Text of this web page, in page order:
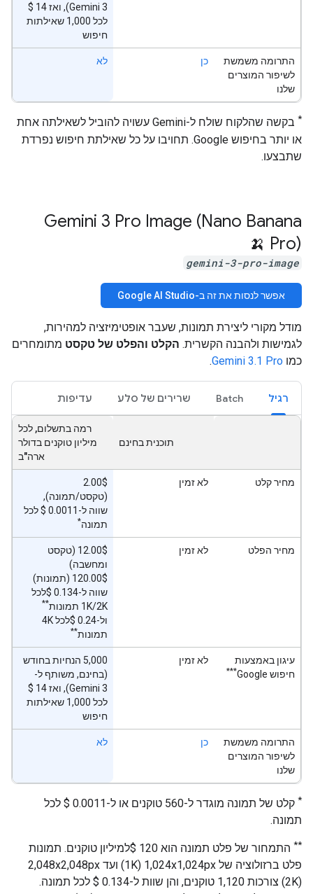
לכל 1,000 שאילתות
חיפוש
התרומה משמשת
לשיפור המוצרים
שלנו
כן לא
*
בקשה שהלקוח שולח ל-Gemini עשויה להוביל לשאילתה אחת
או יותר בחיפוש Google. תחויבו על כל שאילתת חיפוש נפרדת
שתבצעו.
‫Gemini 3 Pro Image (Nano Banana
Pro) 🍌
gemini-3-pro-image
אפשר לנסות את זה ב-Google AI Studio
מודל מקורי ליצירת תמונות, שעבר אופטימיזציה למהירות,
לגמישות ולהבנה הקשרית. הקלט והפלט של טקסט מתומחרים
כמו Gemini 3.1 Pro
.
רגיל Batch שרירים של סלע עדיפות
תוכנית בחינם
רמה בתשלום, לכל
מיליון טוקנים בדולר
ארה"ב
מחיר קלט לא זמין
‫2.00$‎
(טקסט/תמונה),
שווה ל-0.0011 $‎ לכל
תמונה*
מחיר הפלט לא זמין
‫12.00$ (טקסט
ומחשבה)
‫120.00$ (תמונות)
שווה ל-0.134 $לכל
1K/2K תמונות
**
ול-0.24 $לכל 4K
תמונות**
עיגון באמצעות
חיפוש Google
***
לא זמין
‫5,000 הנחיות בחודש
(בחינם, משותף ל-
לכל 1,000 שאילתות
חיפוש
התרומה משמשת
לשיפור המוצרים
שלנו
כן לא
*
קלט של תמונה מוגדר ל-560 טוקנים או ל-0.0011 $‎ לכל
תמונה.
**
התמחור של פלט תמונה הוא 120 $למיליון טוקנים. תמונות
(2K) צורכות 1,120 טוקנים, והן שוות ל-0.134 $‎ לכל תמונה.